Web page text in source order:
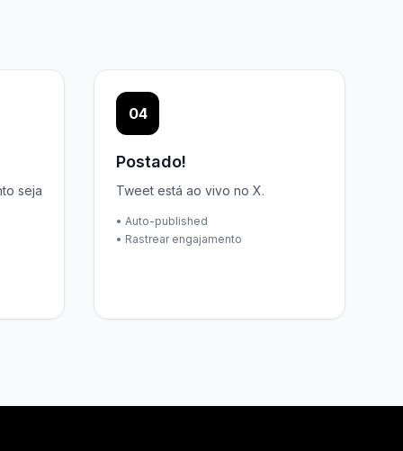
seja
04
Postado!
Tweet está ao vivo no X.
• Auto-published
• Rastrear engajamento